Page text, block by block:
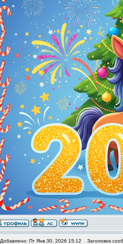
Добавлено: Пт Янв 30, 2026 15:12 Заголовок